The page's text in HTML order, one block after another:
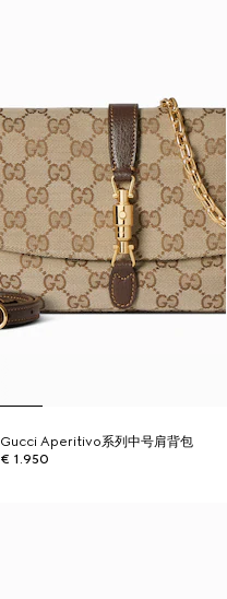
Gucci Aperitivo系列中号肩背包
€ 1.950